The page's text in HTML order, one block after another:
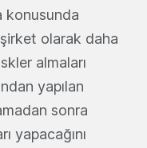
konusunda
şirket olarak daha
almaları
yapılan
sonra
yapacağını